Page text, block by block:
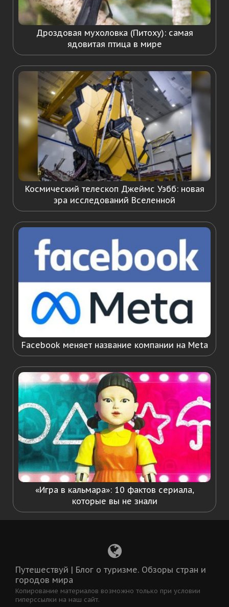
Дроздовая мухоловка (Питоху): самая
ядовитая птица в мире
Космический телескоп Джеймс Уэбб: новая
эра исследований Вселенной
Facebook меняет название компании на Meta
«Игра в кальмара»: 10 фактов сериала,
которые вы не знали
Путешествуй | Блог о туризме. Обзоры стран и
городов мира
Копирование материалов возможно только при условии
гиперссылки на наш сайт.